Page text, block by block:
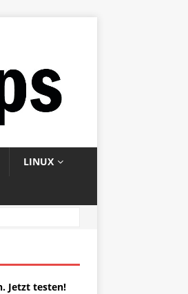
LINUX
Jetzt testen!